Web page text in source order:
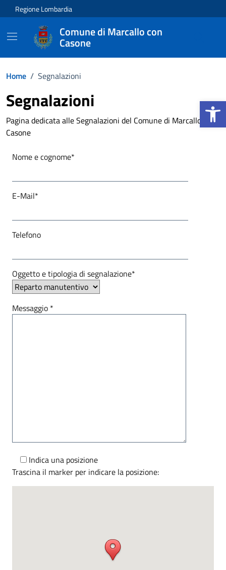
Apri la
Vai ai contenuti
Vai al footer
Regione Lombardia
Comune di Marcallo con
Casone
Home / Segnalazioni
Segnalazioni
Pagina dedicata alle Segnalazioni del Comune di Marcallo con
Casone
Nome e cognome*
E-Mail*
Telefono
Oggetto e tipologia di segnalazione*
Messaggio *
Indica una posizione
Trascina il marker per indicare la posizione: